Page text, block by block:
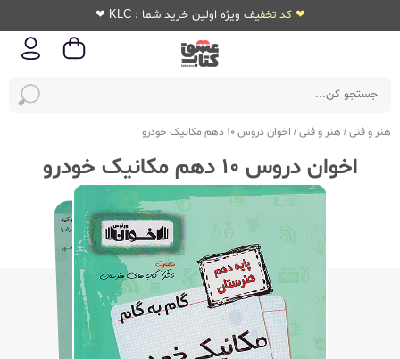
❤ کد تخفیف ویژه اولین خرید شما : KLC ❤
هنر و فنی/ هنر و فنی/ اخوان دروس 10 دهم مکانیک خودرو
اخوان دروس 10 دهم مکانیک خودرو